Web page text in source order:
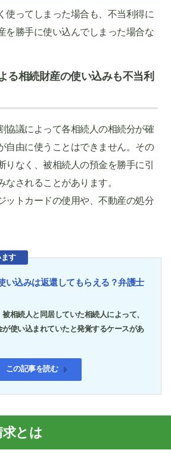
使ってしまった場合も、不当利得に
を勝手に使い込んでしまった場合な
る相続財産の使い込みも不当利
協議によって各相続人の相続分が確
自由に使うことはできません。その
りなく、被相続人の預金を勝手に引
なされることがあります。
ットカードの使用や、不動産の処分
す
い込みは返還してもらえる？弁護士
相続人と同居していた相続人によって、
使い込まれていたと発覚するケースがあ
この記事を読む
とは